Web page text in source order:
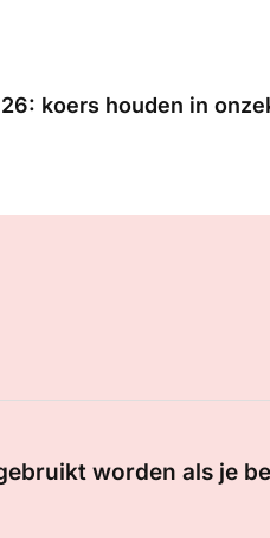
koers houden in
worden als je